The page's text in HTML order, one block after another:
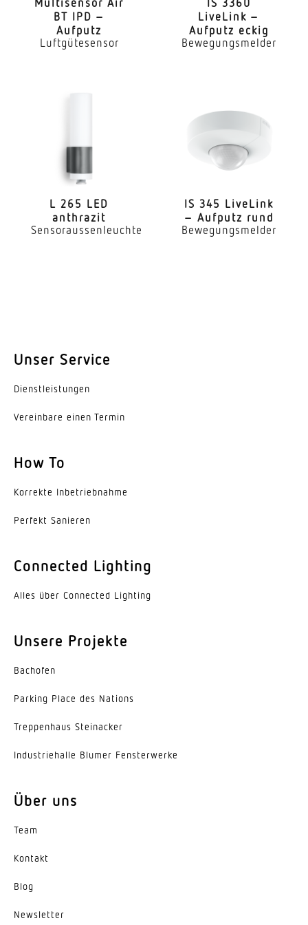
Montageart
Deckeneinbau
Montagehöhe max
Mit Bewegungsmelder
Nein
Mechanische Skalierbarkeit
Ø 4.5 m (16 m²)
Reichweite Tangential
Reichweite Präsenz
Ø 6 m (28 m²)
492 Schaltzonen
Funktionen
Präsenzmelderlogik
Schutzart
IP20
-20 – 50 °C
Werkstoff
Werkstoff des Gehäuses
BT IPD –
Aufputz
Luftgütesensor
LiveLink –
Aufputz eckig
Bewegungsmelder
L 265 LED
anthrazit
Sensoraussenleuchte
IS 345 LiveLink
– Aufputz rund
Bewegungsmelder
Unser Service
Dienst­leis­tungen
Vereinbare einen Termin
How To
Korrekte Inbe­trieb­nahme
Perfekt Sanieren
Connected Lighting
Alles über Connected Lighting
Unsere Projekte
Bachofen
Parking Place des Nations
Trep­penhaus Steinacker
Indus­trie­halle Blumer Fensterwerke
Über uns
Team
Kontakt
Blog
News­letter